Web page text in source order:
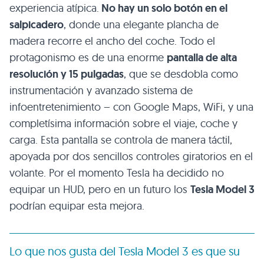
experiencia atípica. No hay un solo botón en el
salpicadero, donde una elegante plancha de
madera recorre el ancho del coche. Todo el
protagonismo es de una enorme pantalla de alta
resolución y 15 pulgadas, que se desdobla como
instrumentación y avanzado sistema de
infoentretenimiento – con Google Maps, WiFi, y una
completísima información sobre el viaje, coche y
carga. Esta pantalla se controla de manera táctil,
apoyada por dos sencillos controles giratorios en el
volante. Por el momento Tesla ha decidido no
equipar un HUD, pero en un futuro los Tesla Model 3
podrían equipar esta mejora.
Lo que nos gusta del Tesla Model 3 es que su